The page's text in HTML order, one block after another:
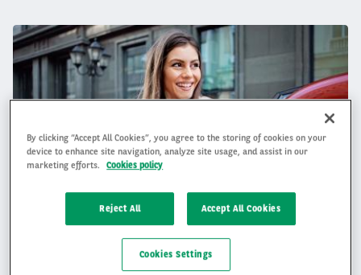
By clicking “Accept All Cookies”, you agree to the storing of cookies on your
device to enhance site navigation, analyze site usage, and assist in our
marketing efforts.
Cookies policy
Reject All Accept All Cookies
Cookies Settings